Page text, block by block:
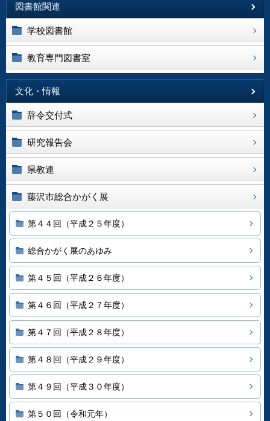
図書館関連
学校図書館
教育専門図書室
文化・情報
辞令交付式
研究報告会
県教連
藤沢市総合かがく展
第４４回（平成２５年度）
総合かがく展のあゆみ
第４５回（平成２６年度）
第４６回（平成２７年度）
第４７回（平成２８年度）
第４８回（平成２９年度）
第４９回（平成３０年度）
第５０回（令和元年）